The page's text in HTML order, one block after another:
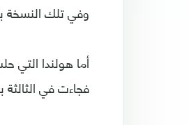
وفي تلك النسخة
فجاءت في الثالثة